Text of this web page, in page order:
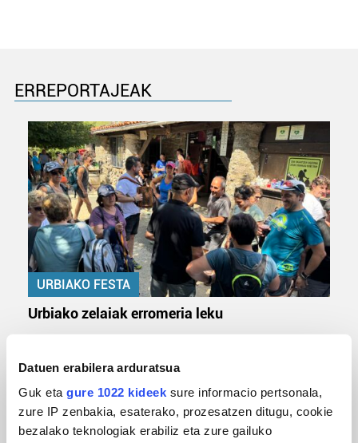
Datuen erabilera arduratsua
Guk eta gure 1022 kideek sure informacio pertsonala,
zure IP zenbakia, esaterako, prozesatzen ditugu, cookie
bezalako teknologiak erabiliz eta zure gailuko
ERREPORTAJEAK
URBIAKO FESTA
Urbiako zelaiak erromeria leku